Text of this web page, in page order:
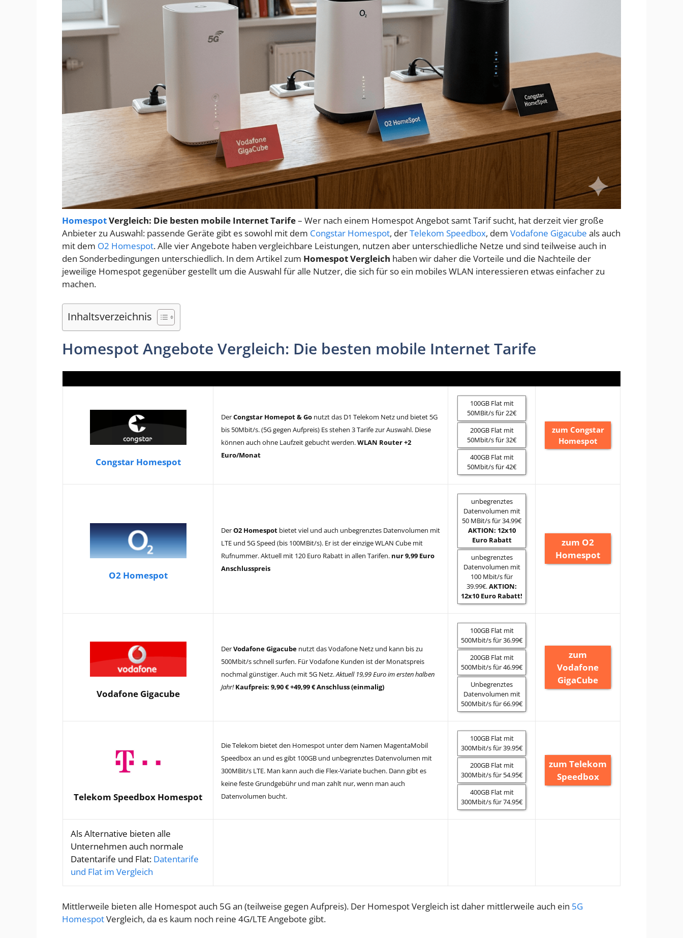
HomespotVergleich: Die besten mobile Internet Tarife– Wer nach einem Homespot Angebot samt Tarif sucht, hat derzeit vier große
Anbieter zu Auswahl: passende Geräte gibt es sowohl mit dem Congstar Homespot, derTelekom Speedbox, dem Vodafone Gigacube als auch
mit dem O2 Homespot. Alle vier Angebote haben vergleichbare Leistungen, nutzen aber unterschiedliche Netze und sind teilweise auch in
den Sonderbedingungen unterschiedlich. In dem Artikel zum Homespot Vergleich haben wir daher die Vorteile und die Nachteile der
jeweilige Homespot gegenüber gestellt um die Auswahl für alle Nutzer, die sich für so ein mobiles WLAN interessieren etwas einfacher zu
machen.
Inhaltsverzeichnis
Homespot Angebote Vergleich: Die besten mobile Internet Tarife
Congstar Homespot
DerCongstar Homepot & Go nutzt das D1 Telekom Netz und bietet 5G
bis 50Mbit/s. (5G gegen Aufpreis) Es stehen 3 Tarife zur Auswahl. Diese
können auch ohne Laufzeit gebucht werden.WLAN Router +2
Euro/Monat
100GB Flat mit
50MBit/s für 22€
200GB Flat mit
50Mbit/s für 32€
400GB Flat mit
50Mbit/s für 42€
zum Congstar
Homespot
O2 Homespot
DerO2 Homespot bietet viel und auch unbegrenztes Datenvolumen mit
LTE und 5G Speed (bis 100MBit/s). Er ist der einzige WLAN Cube mit
Rufnummer. Aktuell mit 120 Euro Rabatt in allen Tarifen. nur 9,99 Euro
Anschlusspreis
unbegrenztes
Datenvolumen mit
50 MBit/s für 34.99€
AKTION: 12x10
Euro Rabatt
unbegrenztes
Datenvolumen mit
100 Mbit/s für
39.99€.AKTION:
12x10 Euro Rabatt!
zum O2
Homespot
Vodafone Gigacube
DerVodafone Gigacube nutzt das Vodafone Netz und kann bis zu
500Mbit/s schnell surfen. Für Vodafone Kunden ist der Monatspreis
nochmal günstiger. Auch mit 5G Netz.Aktuell 19,99 Euro im ersten halben
Jahr! Kaufpreis: 9,90 € +49,99 € Anschluss (einmalig)
100GB Flat mit
500Mbit/s für 36.99€
200GB Flat mit
500Mbit/s für 46.99€
Unbegrenztes
Datenvolumen mit
500Mbit/s für 66.99€
zum
Vodafone
GigaCube
Telekom Speedbox Homespot
Die Telekom bietet den Homespot unter dem Namen MagentaMobil
Speedbox an und es gibt 100GB und unbegrenztes Datenvolumen mit
300MBit/s LTE. Man kann auch die Flex-Variate buchen. Dann gibt es
keine feste Grundgebühr und man zahlt nur, wenn man auch
Datenvolumen bucht.
100GB Flat mit
300Mbit/s für 39.95€
200GB Flat mit
300Mbit/s für 54.95€
400GB Flat mit
300Mbit/s für 74.95€
zum Telekom
Speedbox
Als Alternative bieten alle
Unternehmen auch normale
Datentarife und Flat: Datentarife
und Flat im Vergleich
Mittlerweile bieten alle Homespot auch 5G an (teilweise gegen Aufpreis). Der Homespot Vergleich ist daher mittlerweile auch ein 5G
HomespotVergleich, da es kaum noch reine 4G/LTE Angebote gibt.